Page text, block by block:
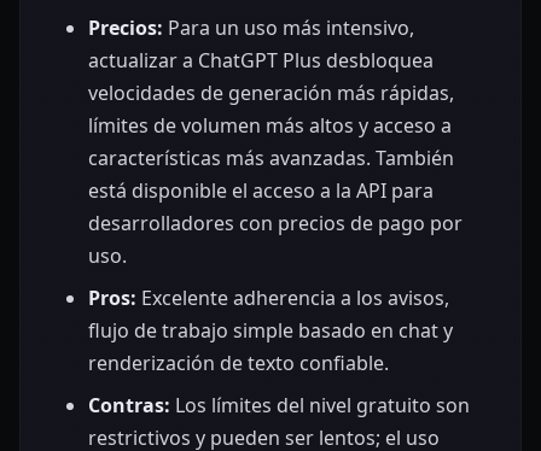
Precios: Para un uso más intensivo,
actualizar a ChatGPT Plus desbloquea
velocidades de generación más rápidas,
límites de volumen más altos y acceso a
características más avanzadas. También
está disponible el acceso a la API para
desarrolladores con precios de pago por
uso.
Pros: Excelente adherencia a los avisos,
flujo de trabajo simple basado en chat y
renderización de texto confiable.
Contras: Los límites del nivel gratuito son
restrictivos y pueden ser lentos; el uso